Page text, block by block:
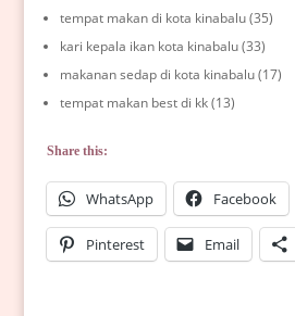
tempat makan di kota kinabalu (35)
kari kepala ikan kota kinabalu (33)
makanan sedap di kota kinabalu (17)
tempat makan best di kk (13)
Share this:
WhatsApp Facebook
Pinterest Email